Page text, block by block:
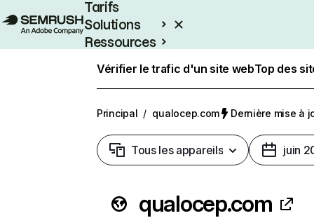
Tarifs
Solutions
Ressources
Vérifier le trafic d'un site webTop des
Principal / qualocep.com Dernière mise à
Tous les appareils juin
qualocep.com